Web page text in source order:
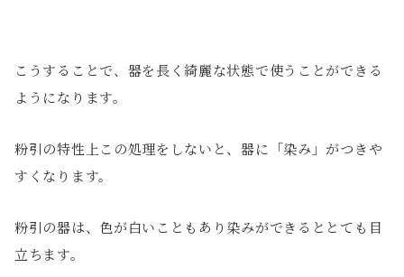
こうすることで、器を長く綺麗な状態で使うことができる
ようになります。
粉引の特性上この処理をしないと、器に「染み」がつきや
すくなります。
粉引の器は、色が白いこともあり染みができるととても目
立ちます。